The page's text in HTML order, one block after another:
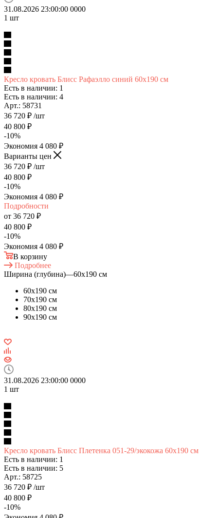
31.08.2026 23:00:00 0000
1 шт
Кресло кровать Блисс Рафаэлло синий 60х190 см
Есть в наличии: 1
Есть в наличии: 4
Арт.: 58731
36 720 ₽ /шт
40 800 ₽
-10%
Экономия 4 080 ₽
Варианты цен
36 720 ₽ /шт
40 800 ₽
-10%
Экономия 4 080 ₽
Подробности
от 36 720 ₽
40 800 ₽
-10%
Экономия 4 080 ₽
В корзину
Подробнее
Ширина (глубина)—60х190 см
60х190 см
70х190 см
80х190 см
90х190 см
31.08.2026 23:00:00 0000
1 шт
Кресло кровать Блисс Плетенка 051-29/экокожа 60х190 см
Есть в наличии: 1
Есть в наличии: 5
Арт.: 58725
36 720 ₽ /шт
40 800 ₽
-10%